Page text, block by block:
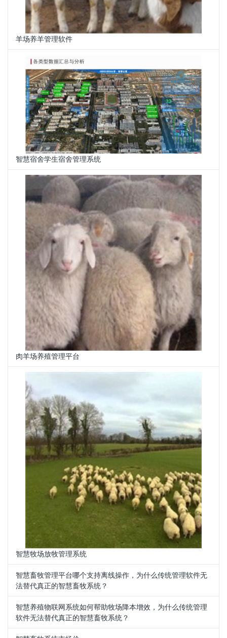
羊场养羊管理软件
智慧宿舍学生宿舍管理系统
肉羊场养殖管理平台
智慧牧场放牧管理系统
智慧畜牧管理平台哪个支持离线操作，为什么传统管理软件无
法替代真正的智慧畜牧系统？
智慧养殖物联网系统如何帮助牧场降本增效，为什么传统管理
软件无法替代真正的智慧畜牧系统？